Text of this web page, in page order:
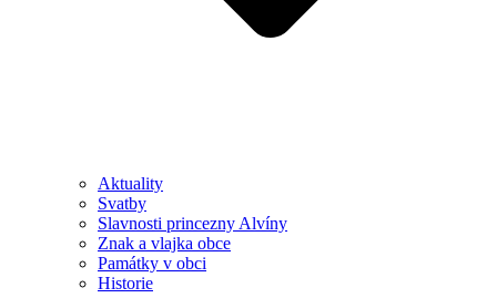
Aktuality
Svatby
Slavnosti princezny Alvíny
Znak a vlajka obce
Památky v obci
Historie